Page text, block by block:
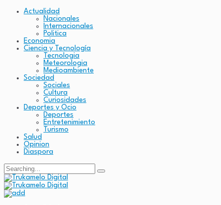
Actualidad
Nacionales
Internacionales
Politica
Economia
Ciencia y Tecnología
Tecnologia
Meteorologia
Medioambiente
Sociedad
Sociales
Cultura
Curiosidades
Deportes y Ocio
Deportes
Entretenimiento
Turismo
Salud
Opinion
Diaspora
Search
for: